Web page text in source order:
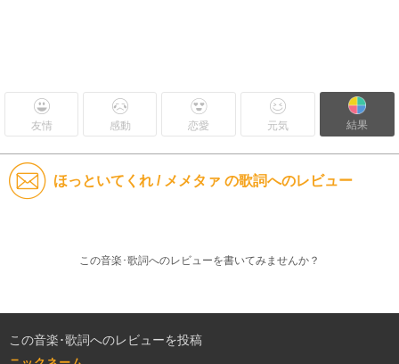
友情 感動 恋愛 元気 結果
ほっといてくれ / メメタァ の歌詞へのレビュー
この音楽･歌詞へのレビューを書いてみませんか？
この音楽･歌詞へのレビューを投稿